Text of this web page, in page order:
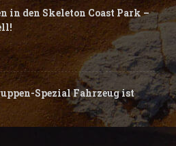
in den Skeleton Coast Park –
Spezial Fahrzeug ist